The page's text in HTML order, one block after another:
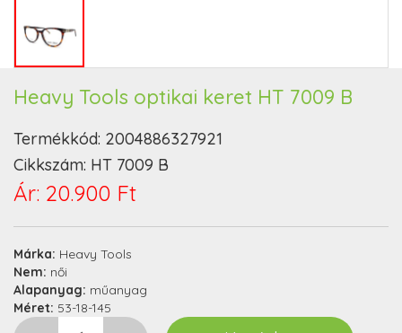
Heavy Tools optikai keret HT 7009 B
Termékkód: 2004886327921
Cikkszám: HT 7009 B
Ár: 20.900 Ft
Márka: Heavy Tools
Nem: női
Alapanyag: műanyag
Méret: 53-18-145